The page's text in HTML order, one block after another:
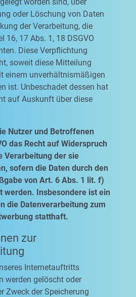
oder Löschung von Daten
der Verarbeitung, die
16, 17 Abs. 1, 18 DSGVO
Diese Verpflichtung
soweit diese Mitteilung
einem unverhältnismäßigen
ist. Unbeschadet dessen hat
auf Auskunft über diese
Nutzer und Betroffenen
das Recht auf Widerspruch
Verarbeitung der sie
sofern die Daten durch den
von Art. 6 Abs. 1 lit. f)
werden. Insbesondere ist ein
die Datenverarbeitung zum
statthaft.
zur
Internetauftritts
werden gelöscht oder
Zweck der Speicherung